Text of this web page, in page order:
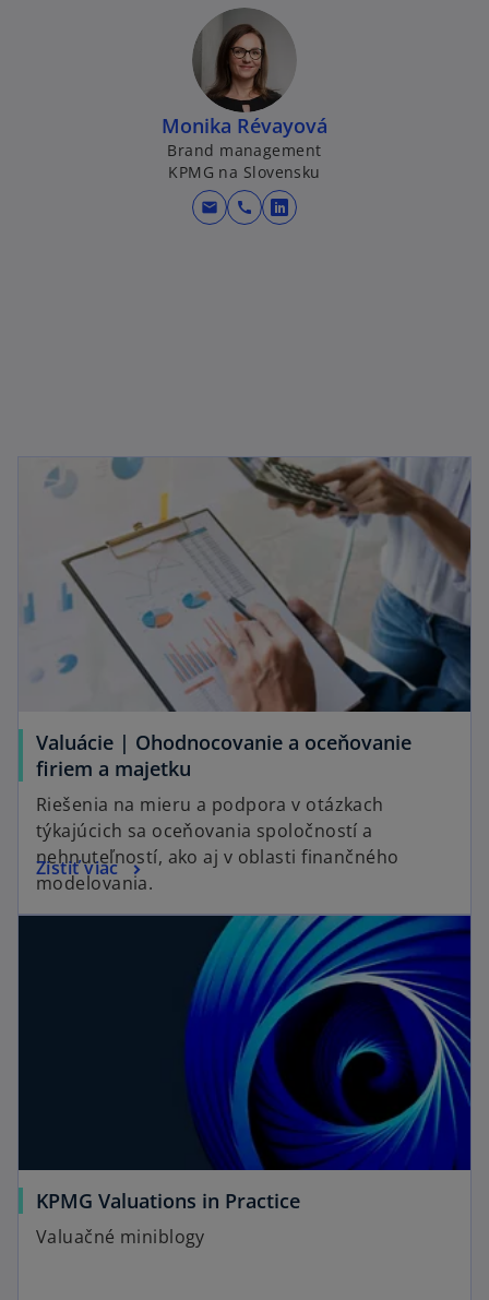
Monika Révayová
Brand management
KPMG na Slovensku
mail call
o
e
w
t
Valuácie | Ohodnocovanie a oceňovanie
firiem a majetku
Riešenia na mieru a podpora v otázkach
týkajúcich sa oceňovania spoločností a
nehnuteľností, ako aj v oblasti finančného
modelovania.
Zistiť viac
KPMG Valuations in Practice
Valuačné miniblogy